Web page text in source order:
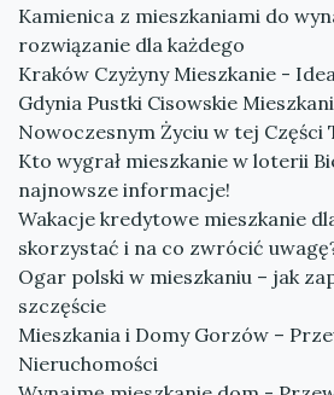
Kamienica z mieszkaniami do
rozwiązanie dla każdego
Kraków Czyżyny Mieszkanie -
Gdynia Pustki Cisowskie
Nowoczesnym Życiu w tej
Kto wygrał mieszkanie w loterii
najnowsze informacje!
Wakacje kredytowe mieszkanie
skorzystać i na co zwrócić
Ogar polski w mieszkaniu – jak
szczęście
Mieszkania i Domy Gorzów –
Nieruchomości